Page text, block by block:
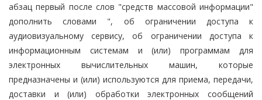
абзац первый после слов "средств массовой информации"
дополнить словами ", об ограничении доступа к
аудиовизуальному сервису, об ограничении доступа к
информационным системам и (или) программам для
электронных вычислительных машин, которые
предназначены и (или) используются для приема, передачи,
доставки и (или) обработки электронных сообщений